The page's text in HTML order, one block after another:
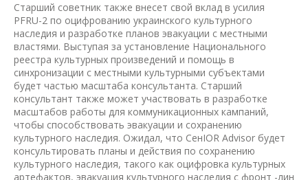
Старший советник также внесет свой вклад в усилия
PFRU-2 по оцифрованию украинского культурного
наследия и разработке планов эвакуации с местными
властями. Выступая за установление Национального
реестра культурных произведений и помощь в
синхронизации с местными культурными субъектами
будет частью масштаба консультанта. Старший
консультант также может участвовать в разработке
масштабов работы для коммуникационных кампаний,
чтобы способствовать эвакуации и сохранению
культурного наследия. Ожидал, что СенIOR Advisor будет
консультировать планы и действия по сохранению
культурного наследия, такого как оцифровка культурных
артефактов, эвакуация культурного наследия с фронт -лин